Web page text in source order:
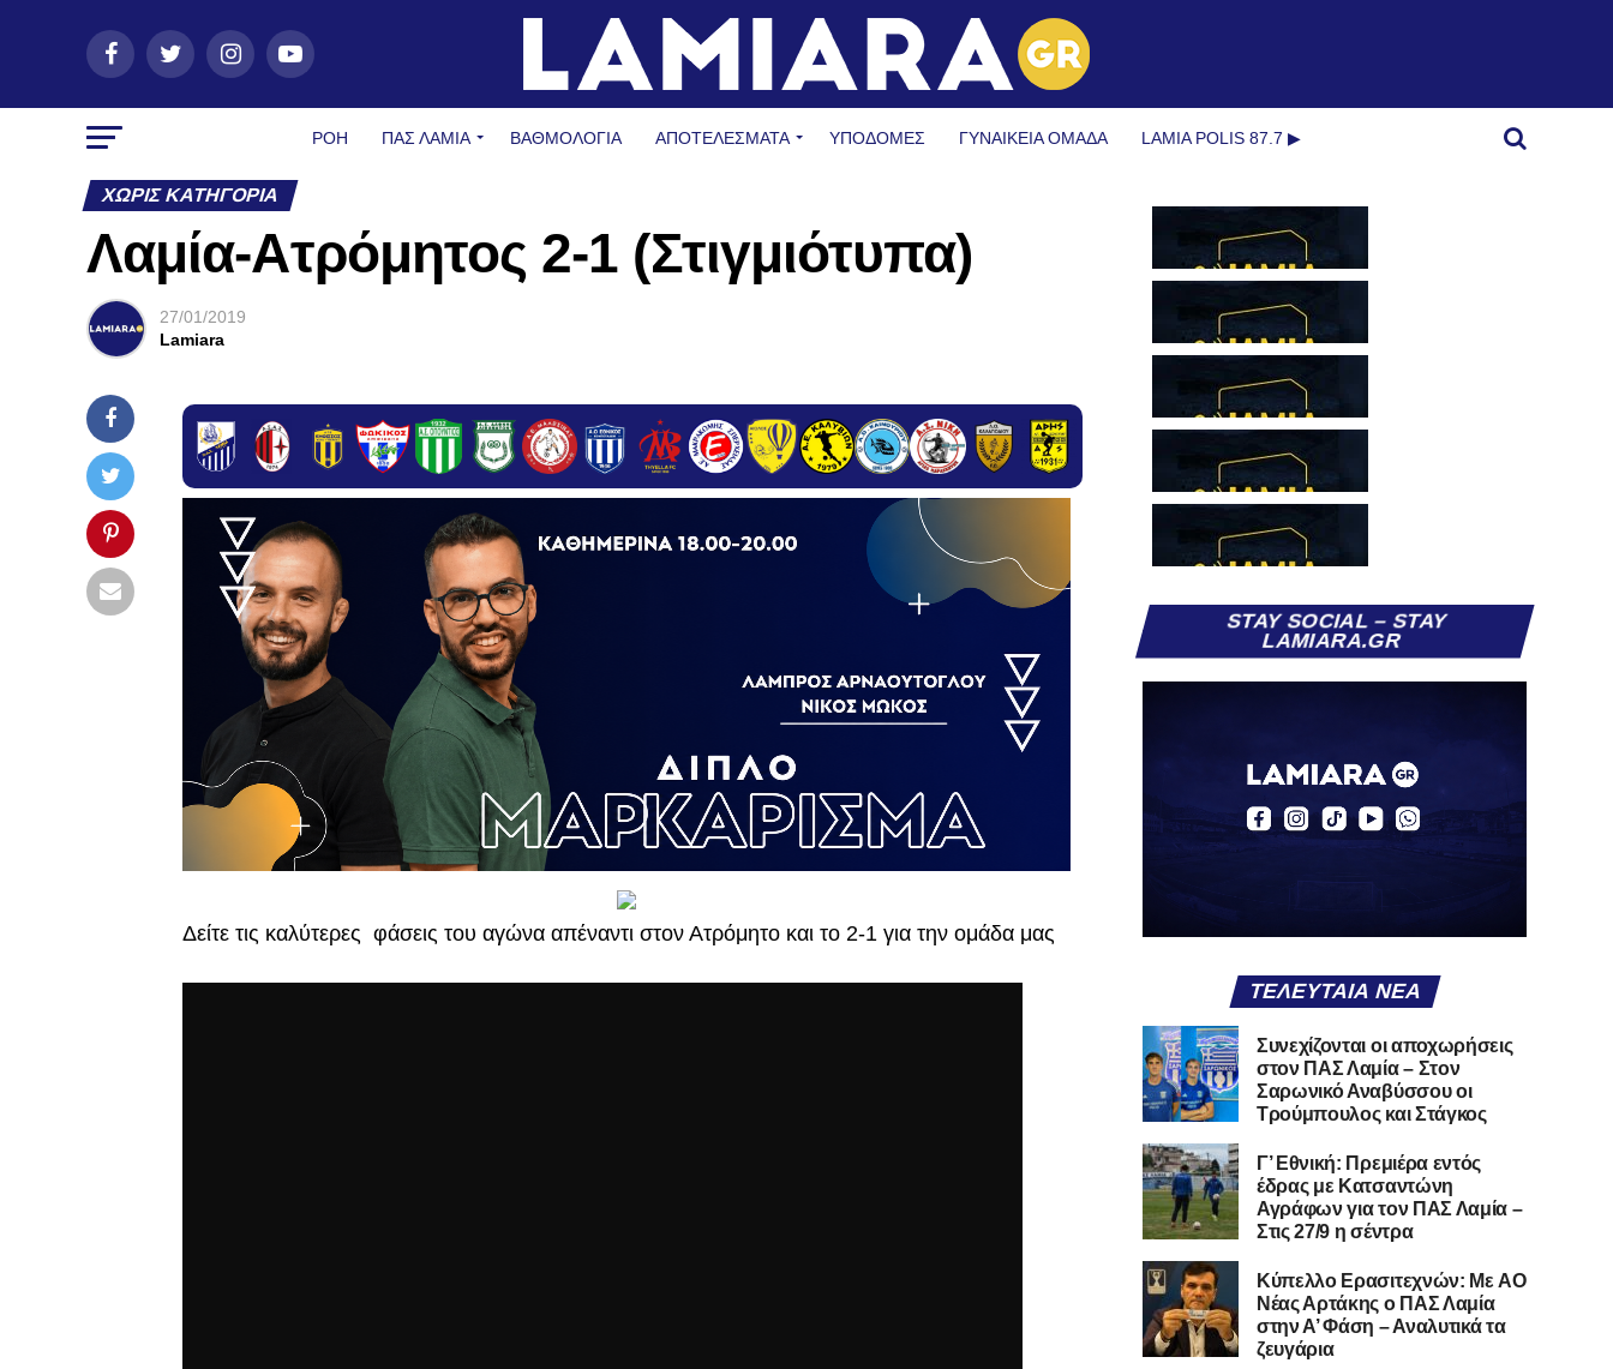
ΡΟΗ ΠΑΣ ΛΑΜΊΑ ΒΑΘΜΟΛΟΓΙΑ ΑΠΟΤΕΛΕΣΜΑΤΑ ΥΠΟΔΟΜΈΣ ΓΥΝΑΙΚΕΊΑ ΟΜΆΔΑ LAMIA POLIS 87.7 ▶︎
ΧΩΡΊΣ ΚΑΤΗΓΟΡΊΑ
Λαμία-Ατρόμητος 2-1 (Στιγμιότυπα)
27/01/2019
Lamiara
Δείτε τις καλύτερες φάσεις του αγώνα απέναντι στον Ατρόμητο και το 2-1 για την ομάδα μας
STAY SOCIAL – STAY
LAMIARA.GR
ΤΕΛΕΥΤΑΊΑ ΝΈΑ
Συνεχίζονται οι αποχωρήσεις
στον ΠΑΣ Λαμία – Στον
Σαρωνικό Αναβύσσου οι
Τρούμπουλος και Στάγκος
Γ’ Εθνική: Πρεμιέρα εντός
έδρας με Κατσαντώνη
Αγράφων για τον ΠΑΣ Λαμία –
Στις 27/9 η σέντρα
Kύπελλο Ερασιτεχνών: Με AO
Nέας Αρτάκης ο ΠΑΣ Λαμία
στην Α’ Φάση – Αναλυτικά τα
ζευγάρια